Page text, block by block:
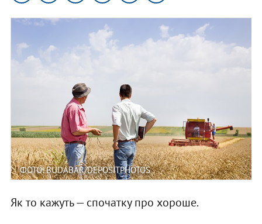
ФОТО: BUDABAR/DEPOSITPHOTOS
Як то кажуть — спочатку про хороше.